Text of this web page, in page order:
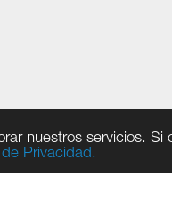
nuestros servicios. Si
Privacidad.